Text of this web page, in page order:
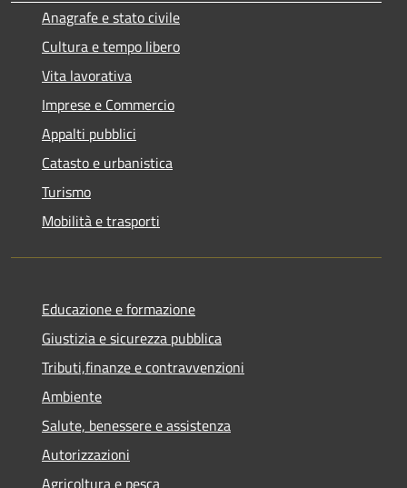
Anagrafe e stato civile
Cultura e tempo libero
Vita lavorativa
Imprese e Commercio
Appalti pubblici
Catasto e urbanistica
Turismo
Mobilità e trasporti
Educazione e formazione
Giustizia e sicurezza pubblica
Tributi,finanze e contravvenzioni
Ambiente
Salute, benessere e assistenza
Autorizzazioni
Agricoltura e pesca